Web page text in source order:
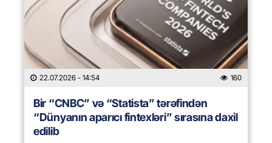
22.07.2026 - 14:54 160
Bir “CNBC” və “Statista” tərəfindən
“Dünyanın aparıcı fintexləri” sırasına daxil
edilib